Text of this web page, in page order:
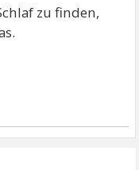
zu finden,